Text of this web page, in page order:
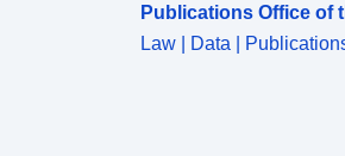
Publications Office of
Law | Data |